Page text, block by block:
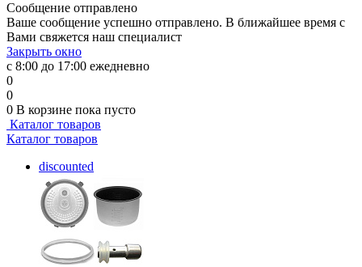
Сообщение отправлено
Ваше сообщение успешно отправлено. В ближайшее время с
Вами свяжется наш специалист
Закрыть окно
с 8:00 до 17:00 ежедневно
0
0
0 В корзине пока пусто
Каталог товаров
Каталог товаров
discounted